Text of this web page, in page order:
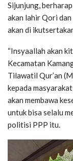
Sijunjung,
akan lahir Qori
akan di
“Insyaallah akan
Kecamatan
Tilawatil Qur’an
kepada
akan membawa
untuk bisa selalu
politisi PPP itu.